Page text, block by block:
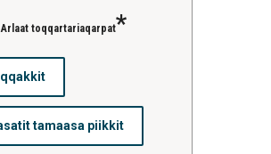
Arlaat toqqartariaqarpat